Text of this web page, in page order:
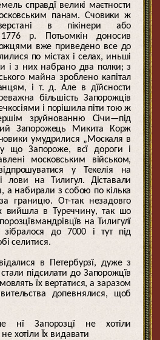
справдї великі маєтности
панам. Счовики ж
в пікінери або
1776 р. Потьомкін доносив
вже приведено все до
по містах і селах, иньші
і з них набрано два полки; з
майна зроблено капітал
і т. д. Але в дїйсности
більшість Запорожців
і порішила піти тою ж
зруйнованню Січи—під
Запорожець Микита Корж
умудрилися „Москаля в
що Запороже, всї дороги і
московським військом,
у Текелія на
лови на Тилигул. Діставали
а набирали з собою по кілька
границю. От-так незадовго
вийшла в Туреччину, так шо
на Тилигулї
до 7000 і тут під
селитися.
в Петербурзї, дуже з
підсилати до Запорожцїв
їх вертатися, а заразом
допевнялися, щоб
нї Запорозцї не хотіли
хотіли Їх видавати